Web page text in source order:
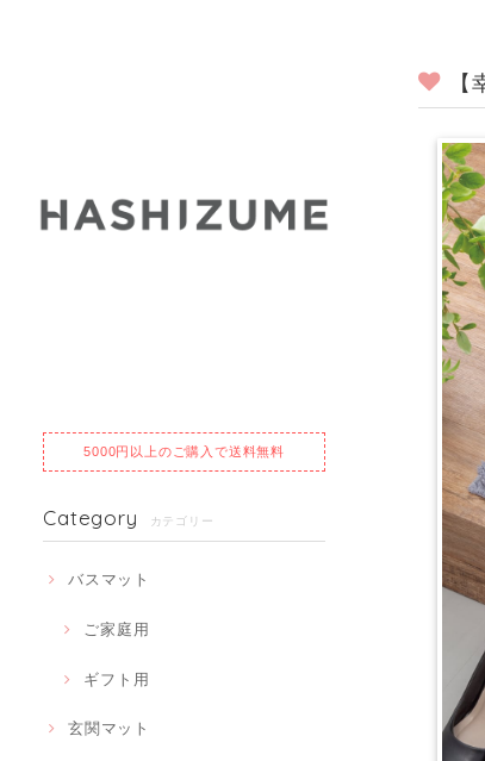
5000円以上のご購入で送料無料
Category カテゴリー
バスマット
ご家庭用
ギフト用
玄関マット